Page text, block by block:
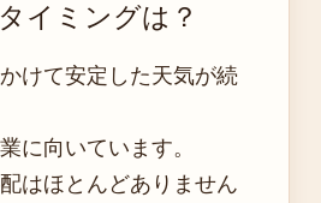
イミングは？
けて安定した天気が続
に向いています。
はほとんどありません